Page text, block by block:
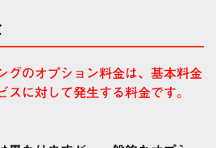
グのオプション料金は、基本料金
スに対して発生する料金です。